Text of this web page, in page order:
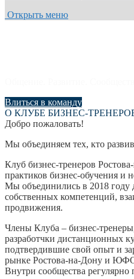
Открыть меню
Влиться в команду
О КЛУБЕ БИЗНЕС-
Добро пожаловать!
Мы объединяем тех, кто
Клуб бизнес-тренеров
практиков бизнес-обучения и
Мы объединились в 2018 году
собственных компетенций,
продвижения.
Члены Клуба – бизнес-
разработчки дистанционных
подтвердившие свой опыт и
рынке Ростова-на-Дону и
Внутри сообщества регулярно